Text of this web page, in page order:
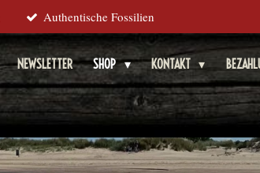
Authentische Fossilien
NEWSLETTER SHOP KONTAKT